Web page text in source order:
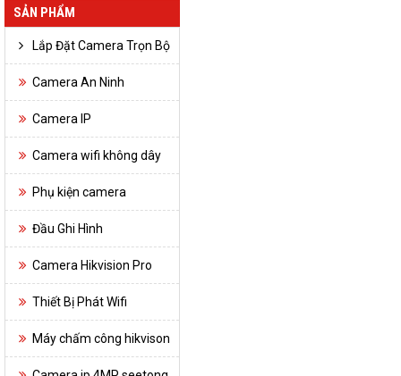
hiểu và không rành về lĩnh vực này. Do đó,
những sản phẩm trong tầm ngắm của bạn
hiểu nhiều nhất.
SẢN PHẨM
Lắp Đặt Camera Trọn Bộ
Camera An Ninh
Camera IP
Camera wifi không dây
Phụ kiện camera
Đầu Ghi Hình
Camera Hikvision Pro
Thiết Bị Phát Wifi
Máy chấm công hikvison